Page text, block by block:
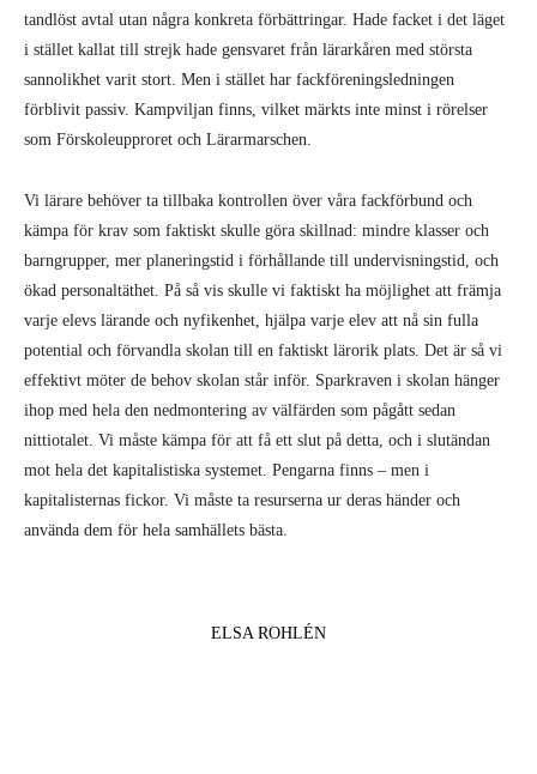
tandlöst avtal utan några konkreta förbättringar. Hade facket i det läget
i stället kallat till strejk hade gensvaret från lärarkåren med största
sannolikhet varit stort. Men i stället har fackföreningsledningen
förblivit pas­siv. Kampviljan finns, vilket märkts inte minst i rörelser
som Förskoleupproret och Lärarmarschen.
Vi lärare behöver ta tillbaka kontrollen över våra fackförbund och
kämpa för krav som faktiskt skulle göra skillnad: mindre klasser och
barngrupper, mer planerings­tid i förhållande till undervisningstid, och
ökad personaltäthet. På så vis skulle vi faktiskt ha möjlighet att främja
varje elevs lärande och nyfikenhet, hjälpa varje elev att nå sin fulla
potential och förvandla skolan till en faktiskt lärorik plats. Det är så vi
effektivt möter de behov skolan står inför. Sparkraven i skolan hänger
ihop med hela den nedmontering av väl­färden som pågått sedan
nittiotalet. Vi måste kämpa för att få ett slut på detta, och i slutändan
mot hela det kapitalis­tiska systemet. Pengarna finns – men i
kapitalisternas fickor. Vi måste ta resur­serna ur deras händer och
använda dem för hela samhällets bästa.
ELSA ROHLÉN